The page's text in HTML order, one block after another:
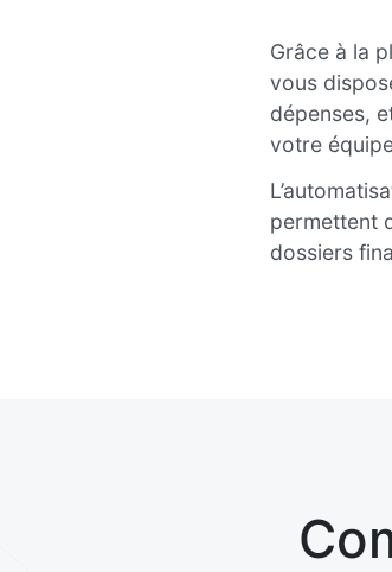
Grâce à la
vous
dépenses,
votre
permettent
dossiers